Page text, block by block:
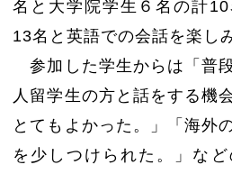
名と大学院学生６名の計
13名と英語での会話を楽し
参加した学生からは「普
人留学生の方と話をする機
とてもよかった。」「海外
を少しつけられた。」な